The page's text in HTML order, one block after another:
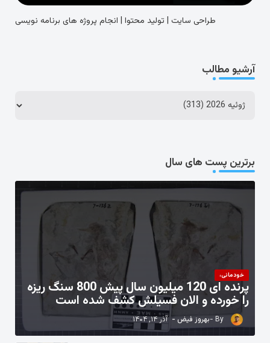
طراحی سایت | تولید محتوا | انجام پروژه های برنامه نویسی
آرشیو مطالب
برترین پست های سال
خودمانی،
پرنده ای 120 میلیون سال پیش 800 سنگ ریزه
را خورده و الان فسیلش کشف شده است
بهروز فیض آذر ۱۴, ۱۴۰۴